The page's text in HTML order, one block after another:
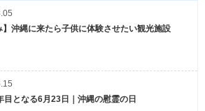
】沖縄に来たら子供に体験させたい観光施設
目となる6月23日｜沖縄の慰霊の日